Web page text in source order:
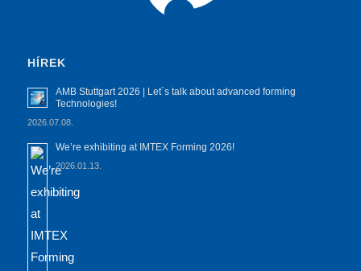
HÍREK
AMB Stuttgart 2026 | Let´s talk about advanced forming
Technologies!
2026.07.08.
We’re exhibiting at IMTEX Forming 2026!
2026.01.13.